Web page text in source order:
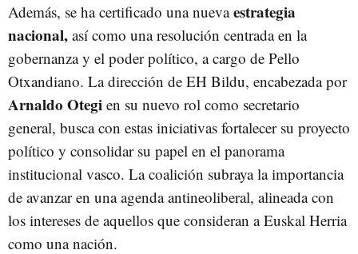
Además, se ha certificado una nuevaestrategia
nacional, así como una resolución centrada en la
gobernanza y el poder político, a cargo de Pello
Otxandiano. La dirección de EH Bildu, encabezada por
Arnaldo Otegi en su nuevo rol como secretario
general, busca con estas iniciativas fortalecer su proyecto
político y consolidar su papel en el panorama
institucional vasco. La coalición subraya la importancia
de avanzar en una agenda antineoliberal, alineada con
los intereses de aquellos que consideran a Euskal Herria
como una nación.